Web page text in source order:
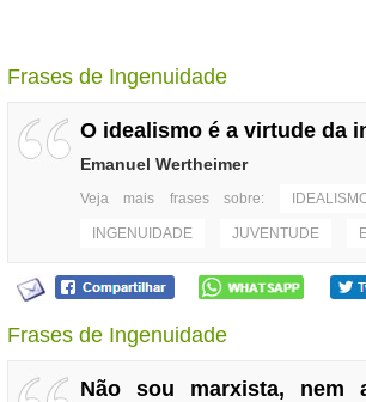
Frases de Ingenuidade
O idealismo é a virtude da
Emanuel Wertheimer
Veja mais frases sobre:
INGENUIDADE JUVENTUDE
Frases de Ingenuidade
Não sou marxista, nem